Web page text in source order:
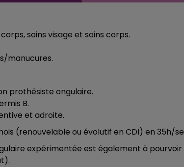
soins visage et soins corps.
manucures.
prothésiste ongulaire.
B.
et adroite.
(renouvelable ou évolutif en CDI) en 35h/
expérimentée est également à